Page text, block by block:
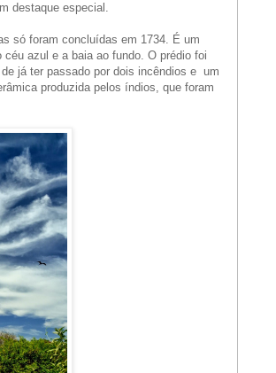
destaque especial.
só foram concluídas em 1734. É um
azul e a baia ao fundo. O prédio foi
já ter passado por dois incêndios e um
produzida pelos índios, que foram